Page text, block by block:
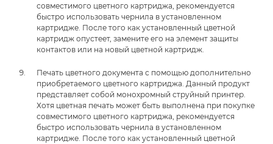
совместимого цветного картриджа, рекомендуется
быстро использовать чернила в установленном
картридже. После того как установленный цветной
картридж опустеет, замените его на элемент защиты
контактов или на новый цветной картридж.
Печать цветного документа с помощью дополнительно
приобретаемого цветного картриджа. Данный продукт
представляет собой монохромный струйный принтер.
Хотя цветная печать может быть выполнена при покупке
совместимого цветного картриджа, рекомендуется
быстро использовать чернила в установленном
картридже. После того как установленный цветной